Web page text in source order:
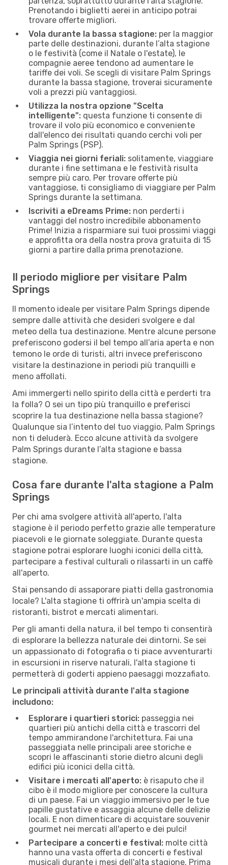
Prenotando i biglietti aerei in anticipo potrai
trovare offerte migliori.
Vola durante la bassa stagione: per la maggior
parte delle destinazioni, durante l’alta stagione
o le festività (come il Natale o l'estate), le
compagnie aeree tendono ad aumentare le
tariffe dei voli. Se scegli di visitare Palm Springs
durante la bassa stagione, troverai sicuramente
voli a prezzi più vantaggiosi.
Utilizza la nostra opzione "Scelta
intelligente": questa funzione ti consente di
trovare il volo più economico e conveniente
dall'elenco dei risultati quando cerchi voli per
Palm Springs (PSP).
Viaggia nei giorni feriali: solitamente, viaggiare
durante i fine settimana e le festività risulta
sempre più caro. Per trovare offerte più
vantaggiose, ti consigliamo di viaggiare per Palm
Springs durante la settimana.
Iscriviti a eDreams Prime: non perderti i
vantaggi del nostro incredibile abbonamento
Prime! Inizia a risparmiare sui tuoi prossimi viaggi
e approfitta ora della nostra prova gratuita di 15
giorni a partire dalla prima prenotazione.
Il periodo migliore per visitare Palm
Springs
Il momento ideale per visitare Palm Springs dipende
sempre dalle attività che desideri svolgere e dal
meteo della tua destinazione. Mentre alcune persone
preferiscono godersi il bel tempo all’aria aperta e non
temono le orde di turisti, altri invece preferiscono
visitare la destinazione in periodi più tranquilli e
meno affollati.
Ami immergerti nello spirito della città e perderti tra
la folla? O sei un tipo più tranquillo e preferisci
scoprire la tua destinazione nella bassa stagione?
Qualunque sia l’intento del tuo viaggio, Palm Springs
non ti deluderà. Ecco alcune attività da svolgere
Palm Springs durante l’alta stagione e bassa
stagione.
Cosa fare durante l'alta stagione a Palm
Springs
Per chi ama svolgere attività all'aperto, l'alta
stagione è il periodo perfetto grazie alle temperature
piacevoli e le giornate soleggiate. Durante questa
stagione potrai esplorare luoghi iconici della città,
partecipare a festival culturali o rilassarti in un caffè
all'aperto.
Stai pensando di assaporare piatti della gastronomia
locale? L'alta stagione ti offrirà un'ampia scelta di
ristoranti, bistrot e mercati alimentari.
Per gli amanti della natura, il bel tempo ti consentirà
di esplorare la bellezza naturale dei dintorni. Se sei
un appassionato di fotografia o ti piace avventurarti
in escursioni in riserve naturali, l'alta stagione ti
permetterà di goderti appieno paesaggi mozzafiato.
Le principali attività durante l'alta stagione
includono:
Esplorare i quartieri storici: passeggia nei
quartieri più antichi della città e trascorri del
tempo ammirandone l'architettura. Fai una
passeggiata nelle principali aree storiche e
scopri le affascinanti storie dietro alcuni degli
edifici più iconici della città.
Visitare i mercati all'aperto: è risaputo che il
cibo è il modo migliore per conoscere la cultura
di un paese. Fai un viaggio immersivo per le tue
papille gustative e assaggia alcune delle delizie
locali. E non dimenticare di acquistare souvenir
gourmet nei mercati all'aperto e dei pulci!
Partecipare a concerti e festival: molte città
hanno una vasta offerta di concerti e festival
musicali durante i mesi dell'alta stagione. Prima